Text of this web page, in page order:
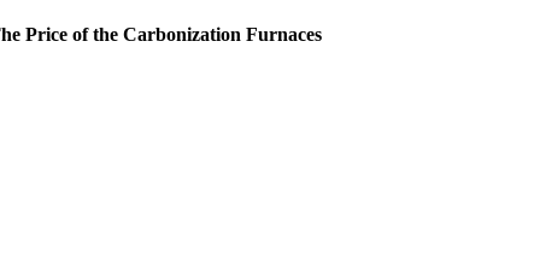
Price of the Carbonization Furnaces